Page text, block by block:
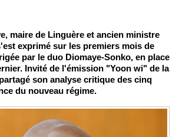
maire de Linguère et ancien ministre
exprimé sur les premiers mois de
par le duo Diomaye-Sonko, en place
Invité de l'émission "Yoon wi" de la
son analyse critique des cinq
du nouveau régime.